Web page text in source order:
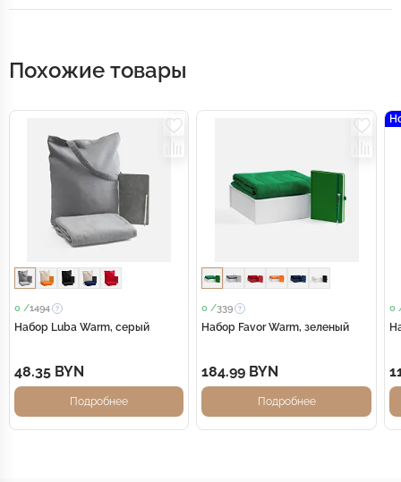
Похожие товары
0 /1494
Набор Luba Warm, серый
48.35 BYN
Подробнее
0 /339
Набор Favor Warm, зеленый
184.99 BYN
Подробнее
0